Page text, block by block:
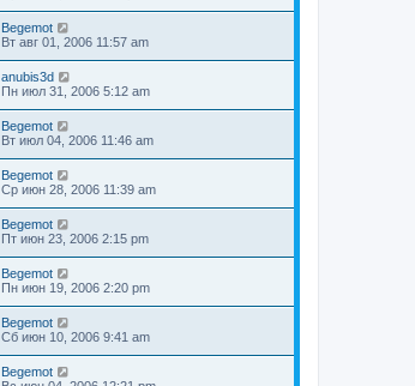
Begemot
Вт авг 01, 2006 11:57 am
anubis3d
Пн июл 31, 2006 5:12 am
Begemot
Вт июл 04, 2006 11:46 am
Begemot
Ср июн 28, 2006 11:39 am
Begemot
Пт июн 23, 2006 2:15 pm
Begemot
Пн июн 19, 2006 2:20 pm
Begemot
Сб июн 10, 2006 9:41 am
Begemot